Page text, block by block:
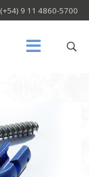
(+54) 9 11 4860-5700